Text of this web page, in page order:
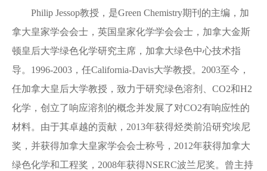
Philip Jessop教授，是Green Chemistry期刊的主编，加
拿大皇家学会会士，英国皇家化学学会会士，加拿大金斯
顿皇后大学绿色化学研究主席，加拿大绿色中心技术指
导。1996-2003，任California-Davis大学教授。2003至今，
任加拿大皇后大学教授，致力于研究绿色溶剂、CO2和H2
化学，创立了响应溶剂的概念并发展了对CO2有响应性的
材料。由于其卓越的贡献，2013年获得烃类前沿研究埃尼
奖，并获得加拿大皇家学会会士称号，2012年获得加拿大
绿色化学和工程奖，2008年获得NSERC波兰尼奖。曾主持